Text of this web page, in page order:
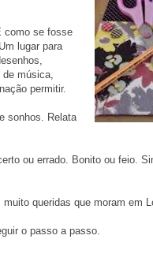
como se fosse
lugar para
música,
permitir.
sonhos. Relata
ou errado. Bonito ou feio.
queridas que moram em
o passo a passo.